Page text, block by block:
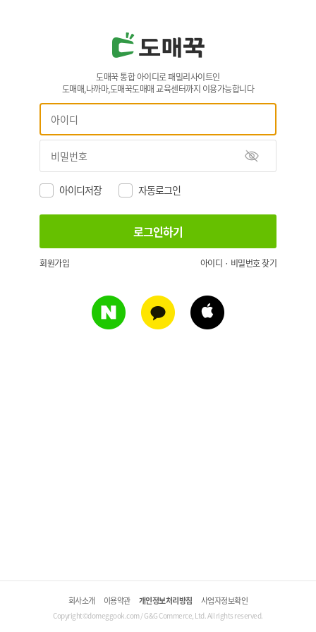
도매꾹 통합 아이디로 패밀리사이트인
도매매,나까마,도매꾹도매매 교육센터까지 이용가능합니다
아이디저장 자동로그인
회원가입 아이디 · 비밀번호 찾기
회사소개 이용약관 개인정보처리방침 사업자정보확인
Copyright©domeggook.com / G&G Commerce, Ltd. All rights reserved.